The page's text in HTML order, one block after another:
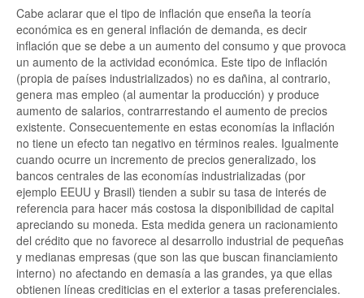
Cabe aclarar que el tipo de inflación que enseña la teoría
económica es en general inflación de demanda, es decir
inflación que se debe a un aumento del consumo y que provoca
un aumento de la actividad económica. Este tipo de inflación
(propia de países industrializados) no es dañina, al contrario,
genera mas empleo (al aumentar la producción) y produce
aumento de salarios, contrarrestando el aumento de precios
existente. Consecuentemente en estas economías la inflación
no tiene un efecto tan negativo en términos reales. Igualmente
cuando ocurre un incremento de precios generalizado, los
bancos centrales de las economías industrializadas (por
ejemplo EEUU y Brasil) tienden a subir su tasa de interés de
referencia para hacer más costosa la disponibilidad de capital
apreciando su moneda. Esta medida genera un racionamiento
del crédito que no favorece al desarrollo industrial de pequeñas
y medianas empresas (que son las que buscan financiamiento
interno) no afectando en demasía a las grandes, ya que ellas
obtienen líneas crediticias en el exterior a tasas preferenciales.